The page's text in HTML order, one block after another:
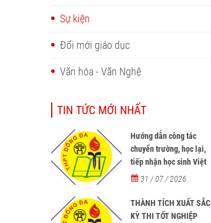
Sự kiện
Đổi mới giáo dục
Văn hóa - Văn Nghệ
TIN TỨC MỚI NHẤT
Hướng dẫn công tác
chuyển trường, học lại,
tiếp nhận học sinh Việt
Nam về nước, tiếp nhận
ngoài học tại các trường
từ năm học 2026-2027
31 / 07 / 2026
THÀNH TÍCH XUẤT SẮC
KỲ THI TỐT NGHIỆP